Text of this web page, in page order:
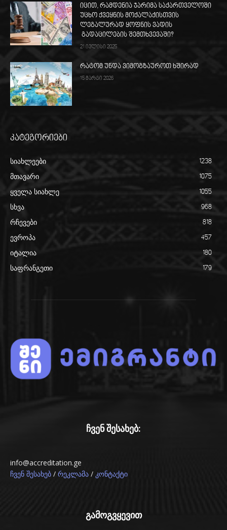
იცით, რამდენია ჯარიმა საქართველოში
უცხო ქვეყნის მოქალაქისთვის
ლეგალურად ყოფნის ვადის
გადაცილების შემთხვევაში?
21 ივლისი 2025
რატომ უნდა ვიმოგზაუროთ ხშირად
15 მარტი 2026
კატეგორიები
სიახლეები 1238
მთავარი 1075
ყველა სიახლე 1055
სხვა 968
რჩევები 818
ევროპა 457
იტალია 180
საფრანგეთი 179
ჩვენ შესახებ:
info@accreditation.ge
ჩვენ შესახებ / რეკლამა / კონტაქტი
გამოგვყევით